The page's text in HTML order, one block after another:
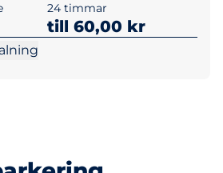
24 timmar
till 60,00 kr